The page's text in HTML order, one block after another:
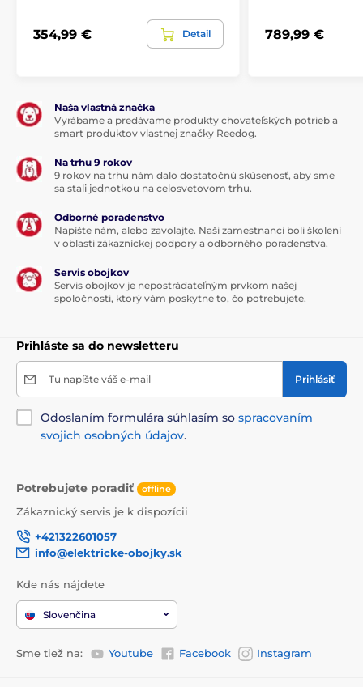
354,99 € Detail 789,99 €
Naša vlastná značka
Vyrábame a predávame produkty chovateľských potrieb a
smart produktov vlastnej značky Reedog.
Na trhu 9 rokov
9 rokov na trhu nám dalo dostatočnú skúsenosť, aby sme
sa stali jednotkou na celosvetovom trhu.
Odborné poradenstvo
Napíšte nám, alebo zavolajte. Naši zamestnanci boli školení
v oblasti zákazníckej podpory a odborného poradenstva.
Servis obojkov
Servis obojkov je nepostrádateľným prvkom našej
spoločnosti, ktorý vám poskytne to, čo potrebujete.
Prihláste sa do newsletteru
Tu napíšte váš e-mail Prihlásiť
Odoslaním formulára súhlasím so spracovaním
svojich osobných údajov.
Potrebujete poradiť offline
Zákaznický servis je k dispozícii
+421322601057
info@elektricke-obojky.sk
Kde nás nájdete
Slovenčina
Sme tiež na: Youtube Facebook Instagram